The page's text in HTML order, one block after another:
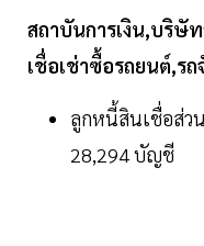
สถาบันการเงิน,บริษั
เชื่อเช่าซื้อรถยนต์,ร
ลูกหนี้สินเชื่อส่ว
28,294 บัญชี